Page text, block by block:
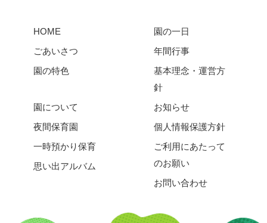
HOME
ごあいさつ
園の特色
園の一日
年間行事
基本理念・運営方
針
園について
夜間保育園
一時預かり保育
思い出アルバム
お知らせ
個人情報保護方針
ご利用にあたって
のお願い
お問い合わせ